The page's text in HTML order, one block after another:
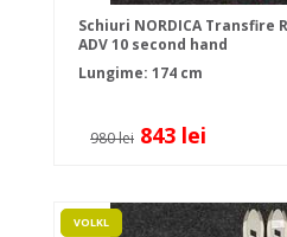
Schiuri NORDICA Transfire
ADV 10 second hand
Lungime: 174 cm
980 lei 843 lei
VOLKL